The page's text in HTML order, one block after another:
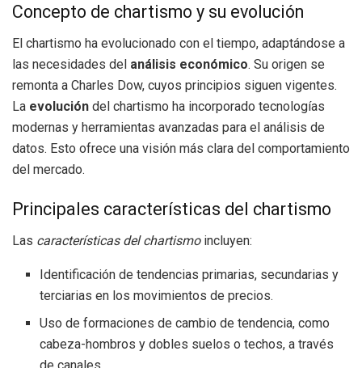
Concepto de chartismo y su evolución
El chartismo ha evolucionado con el tiempo, adaptándose a
las necesidades del análisis económico. Su origen se
remonta a Charles Dow, cuyos principios siguen vigentes.
La evolución del chartismo ha incorporado tecnologías
modernas y herramientas avanzadas para el análisis de
datos. Esto ofrece una visión más clara del comportamiento
del mercado.
Principales características del chartismo
Las características del chartismoincluyen:
Identificación de tendencias primarias, secundarias y
terciarias en los movimientos de precios.
Uso de formaciones de cambio de tendencia, como
cabeza-hombros y dobles suelos o techos, a través